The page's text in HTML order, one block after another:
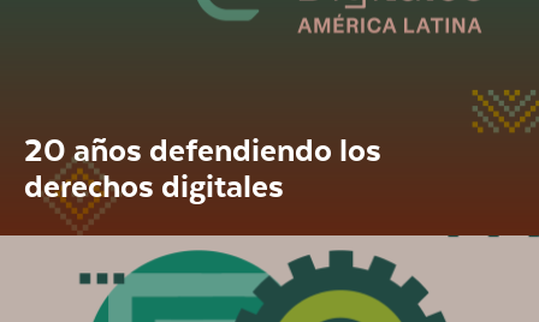
20 años defendiendo los
derechos digitales